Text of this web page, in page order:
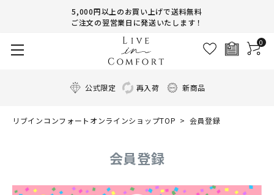
5,000円以上のお買い上げで送料無料
ご注文の翌営業日に発送いたします！
0
公式限定 再入荷 新商品
リブインコンフォートオンラインショップTOP 会員登録
会員登録